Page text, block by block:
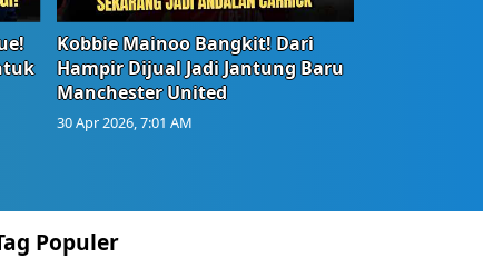
Kobbie Mainoo Bangkit! Dari
Hampir Dijual Jadi Jantung Baru
Manchester United
30 Apr 2026, 7:01 AM
Populer